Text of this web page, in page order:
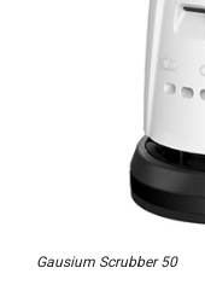
Gausium Scrubber 50